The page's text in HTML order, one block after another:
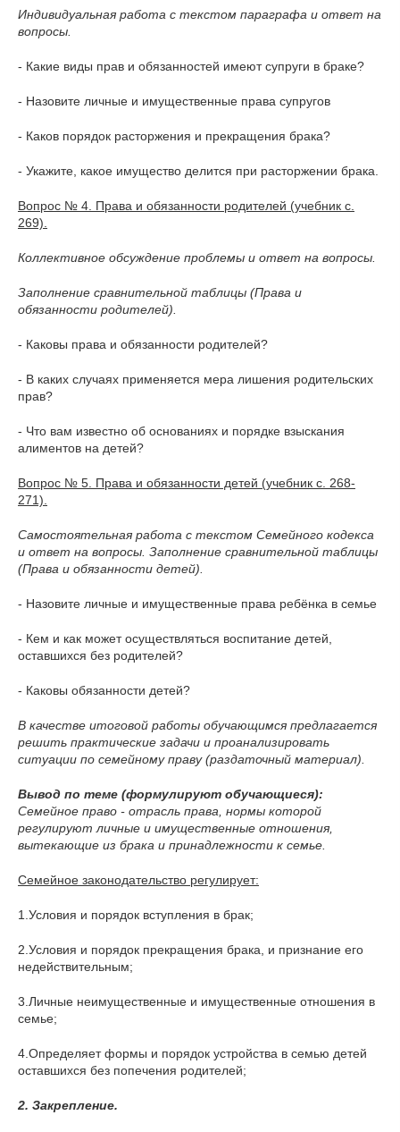
Индивидуальная работа с текстом параграфа и ответ на
вопросы.
- Какие виды прав и обязанностей имеют супруги в браке?
- Назовите личные и имущественные права супругов
- Каков порядок расторжения и прекращения брака?
- Укажите, какое имущество делится при расторжении брака.
Вопрос № 4. Права и обязанности родителей (учебник с.
269).
Коллективное обсуждение проблемы и ответ на вопросы.
Заполнение сравнительной таблицы (Права и
обязанности родителей).
- Каковы права и обязанности родителей?
- В каких случаях применяется мера лишения родительских
прав?
- Что вам известно об основаниях и порядке взыскания
алиментов на детей?
Вопрос № 5. Права и обязанности детей (учебник с. 268-
271).
Самостоятельная работа с текстом Семейного кодекса
и ответ на вопросы. Заполнение сравнительной таблицы
(Права и обязанности детей).
- Назовите личные и имущественные права ребёнка в семье
- Кем и как может осуществляться воспитание детей,
оставшихся без родителей?
- Каковы обязанности детей?
В качестве итоговой работы обучающимся предлагается
решить практические задачи и проанализировать
ситуации по семейному праву (раздаточный материал).
Вывод по теме (формулируют обучающиеся):
Семейное право - отрасль права, нормы которой
регулируют личные и имущественные отношения,
вытекающие из брака и принадлежности к семье.
Семейное законодательство регулирует:
1.Условия и порядок вступления в брак;
2.Условия и порядок прекращения брака, и признание его
недействительным;
3.Личные неимущественные и имущественные отношения в
семье;
4.Определяет формы и порядок устройства в семью детей
оставшихся без попечения родителей;
2. Закрепление.